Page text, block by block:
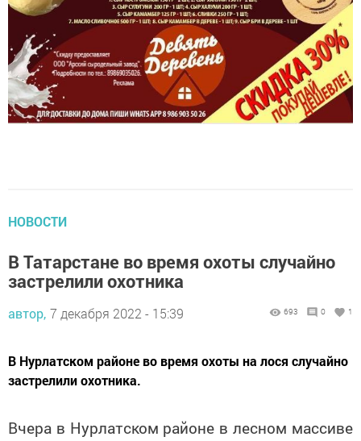
НОВОСТИ
В Татарстане во время охоты случайно
застрелили охотника
автор, 7 декабря 2022 - 15:39 693 0 1
В Нурлатском районе во время охоты на лося случайно
застрелили охотника.
Вчера в Нурлатском районе в лесном массиве